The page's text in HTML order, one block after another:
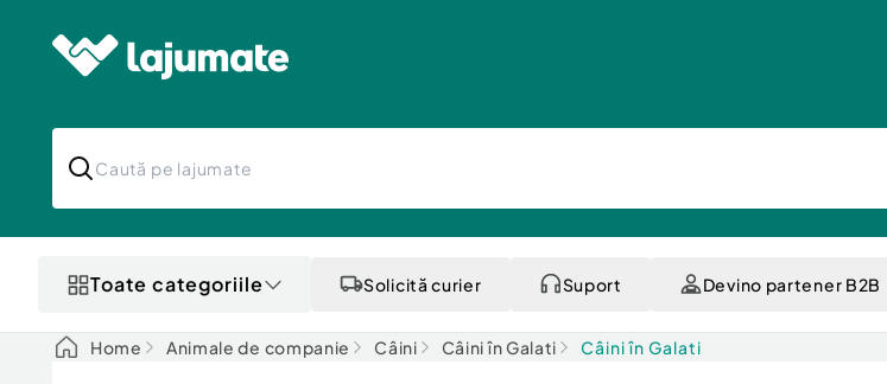
Toate categoriile Solicită curier Suport Devino partener B2B
Home Animale de companie Câini Câini în Galati Câini în Galati